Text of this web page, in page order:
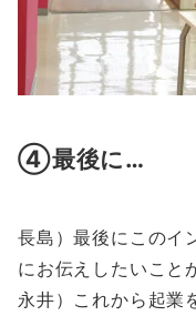
④最後に…
長島）最後にこのイ
にお伝えしたいこと
永井）これから起業